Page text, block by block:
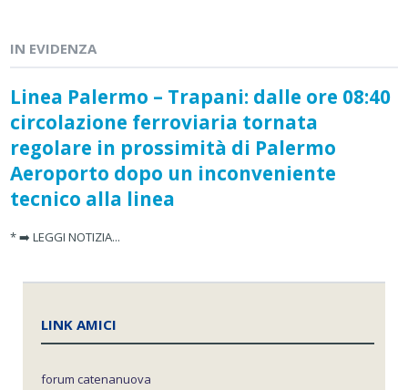
IN EVIDENZA
Linea Palermo – Trapani: dalle ore 08:40
circolazione ferroviaria tornata
regolare in prossimità di Palermo
Aeroporto dopo un inconveniente
tecnico alla linea
* ➡️ LEGGI NOTIZIA...
LINK AMICI
forum catenanuova